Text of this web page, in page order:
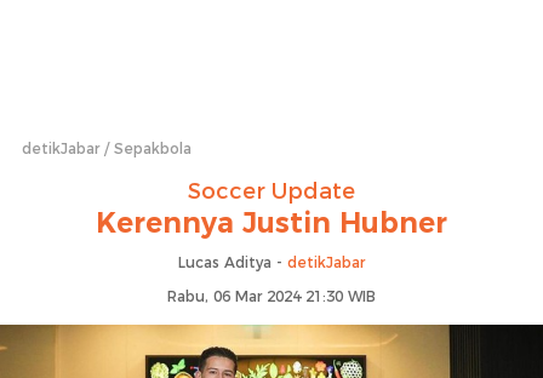
detikJabar Sepakbola
Soccer Update
Kerennya Justin Hubner
Lucas Aditya - detikJabar
Rabu, 06 Mar 2024 21:30 WIB